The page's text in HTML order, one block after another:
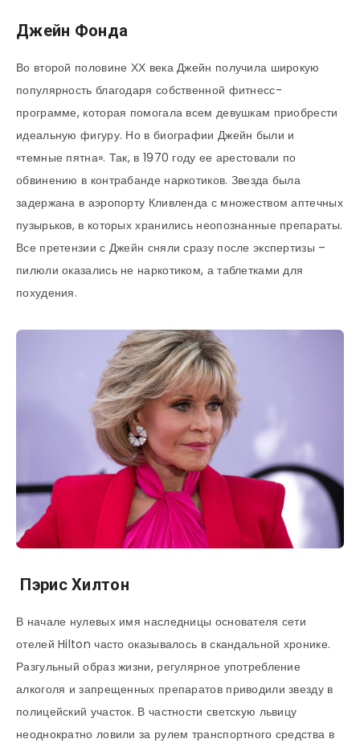
Джейн Фонда
Во второй половине ХХ века Джейн получила широкую
популярность благодаря собственной фитнесс-
программе, которая помогала всем девушкам приобрести
идеальную фигуру. Но в биографии Джейн были и
«темные пятна». Так, в 1970 году ее арестовали по
обвинению в контрабанде наркотиков. Звезда была
задержана в аэропорту Кливленда с множеством аптечных
пузырьков, в которых хранились неопознанные препараты.
Все претензии с Джейн сняли сразу после экспертизы –
пилюли оказались не наркотиком, а таблетками для
похудения.
Пэрис Хилтон
В начале нулевых имя наследницы основателя сети
отелей Hilton часто оказывалось в скандальной хронике.
Разгульный образ жизни, регулярное употребление
алкоголя и запрещенных препаратов приводили звезду в
полицейский участок. В частности светскую львицу
неоднократно ловили за рулем транспортного средства в